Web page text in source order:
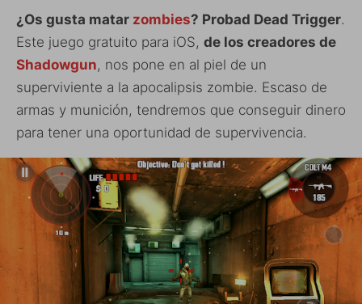
¿Os gusta matar zombies? Probad Dead Trigger.
Este juego gratuito para iOS, de los creadores de
Shadowgun, nos pone en al piel de un
superviviente a la apocalipsis zombie. Escaso de
armas y munición, tendremos que conseguir dinero
para tener una oportunidad de supervivencia.